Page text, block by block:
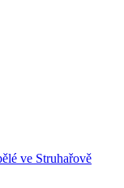
ve Struhařově